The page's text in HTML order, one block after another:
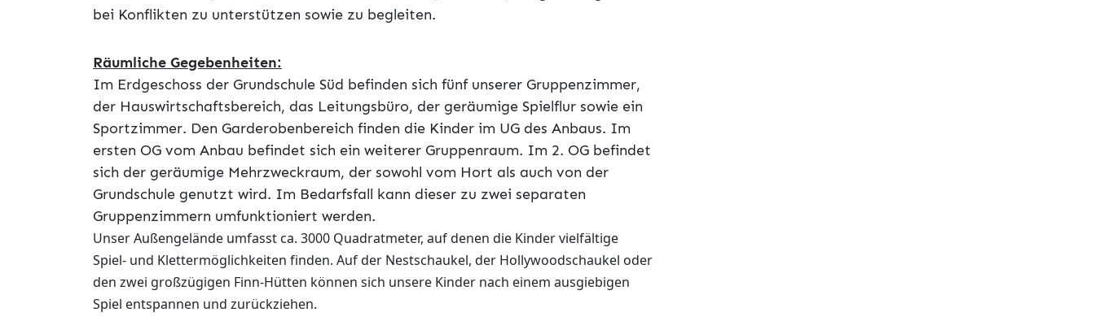
bei Konflikten zu unterstützen sowie zu begleiten.
Räumliche Gegebenheiten:
Im Erdgeschoss der Grundschule Süd befinden sich fünf unserer Gruppenzimmer,
der Hauswirtschaftsbereich, das Leitungsbüro, der geräumige Spielflur sowie ein
Sportzimmer. Den Garderobenbereich finden die Kinder im UG des Anbaus. Im
ersten OG vom Anbau befindet sich ein weiterer Gruppenraum. Im 2. OG befindet
sich der geräumige Mehrzweckraum, der sowohl vom Hort als auch von der
Grundschule genutzt wird. Im Bedarfsfall kann dieser zu zwei separaten
Gruppenzimmern umfunktioniert werden.
Unser Außengelände umfasst ca. 3000 Quadratmeter, auf denen die Kinder vielfältige
Spiel- und Klettermöglichkeiten finden. Auf der Nestschaukel, der Hollywoodschaukel oder
den zwei großzügigen Finn-Hütten können sich unsere Kinder nach einem ausgiebigen
Spiel entspannen und zurückziehen.